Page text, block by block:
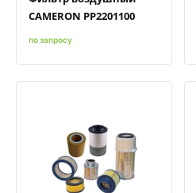
CAMERON PP2201100
по запросу
Быстрый просмотрДобавить к сравнению
Добавить в избранное